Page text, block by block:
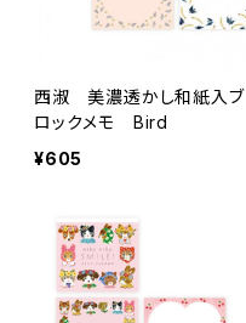
西淑 美濃透かし和紙入ブ
ロックメモ Bird
¥605